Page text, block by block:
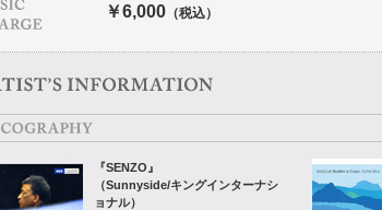
￥6,000 （税込）
『SENZO』
（Sunnyside/キングインターナシ
ョナル）